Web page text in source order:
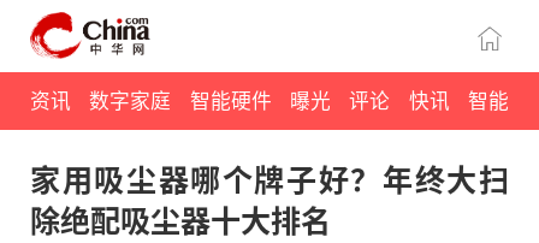
资讯 数字家庭 智能硬件 曝光 评论 快讯 智能
家用吸尘器哪个牌子好？年终大扫
除绝配吸尘器十大排名